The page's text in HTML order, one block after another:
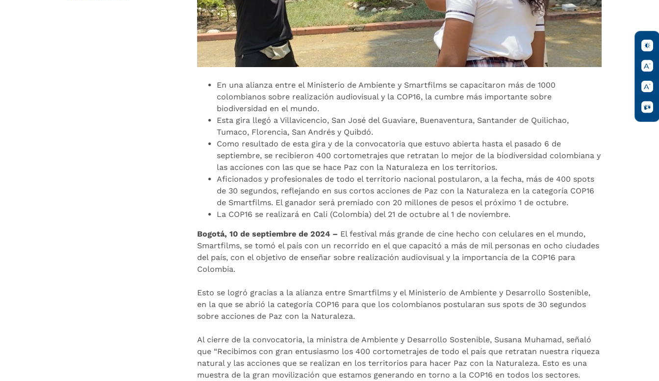
En una alianza entre el Ministerio de Ambiente y Smartfilms se capacitaron más de 1000
colombianos sobre realización audiovisual y la COP16, la cumbre más importante sobre
biodiversidad en el mundo.
Esta gira llegó a Villavicencio, San José del Guaviare, Buenaventura, Santander de Quilichao,
Tumaco, Florencia, San Andrés y Quibdó.
Como resultado de esta gira y de la convocatoria que estuvo abierta hasta el pasado 6 de
septiembre, se recibieron 400 cortometrajes que retratan lo mejor de la biodiversidad colombiana y
las acciones con las que se hace Paz con la Naturaleza en los territorios.
Aficionados y profesionales de todo el territorio nacional postularon, a la fecha, más de 400 spots
de 30 segundos, reflejando en sus cortos acciones de Paz con la Naturaleza en la categoría COP16
de Smartfilms. El ganador será premiado con 20 millones de pesos el próximo 1 de octubre.
La COP16 se realizará en Cali (Colombia) del 21 de octubre al 1 de noviembre.
Bogotá, 10 de septiembre de 2024 – El festival más grande de cine hecho con celulares en el mundo,
Smartfilms, se tomó el país con un recorrido en el que capacitó a más de mil personas en ocho ciudades
del país, con el objetivo de enseñar sobre realización audiovisual y la importancia de la COP16 para
Colombia.
Esto se logró gracias a la alianza entre Smartfilms y el Ministerio de Ambiente y Desarrollo Sostenible,
en la que se abrió la categoría COP16 para que los colombianos postularan sus spots de 30 segundos
sobre acciones de Paz con la Naturaleza.
Al cierre de la convocatoria, la ministra de Ambiente y Desarrollo Sostenible, Susana Muhamad, señaló
que “Recibimos con gran entusiasmo los 400 cortometrajes de todo el país que retratan nuestra riqueza
natural y las acciones que se realizan en los territorios para hacer Paz con la Naturaleza. Esto es una
muestra de la gran movilización que estamos generando en torno a la COP16 en todos los sectores.